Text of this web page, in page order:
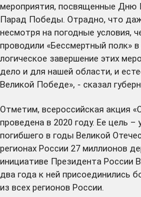
мероприятия, посвященные Дню
Парад Победы. Отрадно, что
несмотря на погодные условия,
проводили «Бессмертный полк»
логическое завершение этих
дело и для нашей области, и
Великой Победе», - сказал
Отметим, всероссийская акция
проведена в 2020 году. Ее цель
погибшего в годы Великой
регионах России 27 миллионов
инициативе Президента России
два года к ней присоединились
из всех регионов России.